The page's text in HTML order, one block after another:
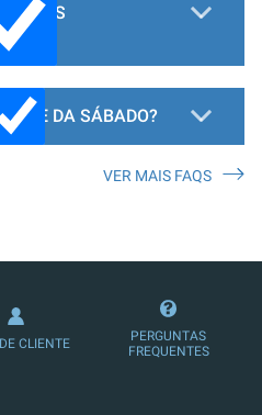
OS
DA SÁBADO?
VER MAIS FAQS
CLIENTE
PERGUNTAS
FREQUENTES